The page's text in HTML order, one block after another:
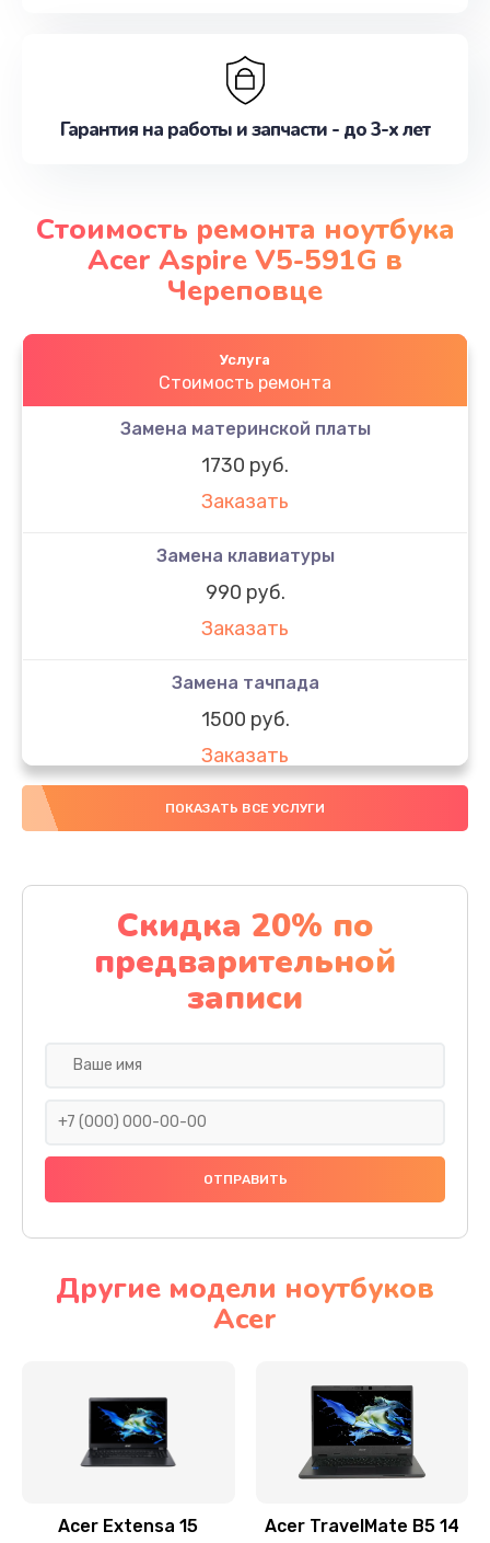
Гарантия на работы и запчасти - до 3-х лет
Стоимость ремонта ноутбука
Acer Aspire V5-591G в
Череповце
Услуга
Стоимость ремонта
Замена материнской платы
1730 руб.
Заказать
Замена клавиатуры
990 руб.
Заказать
Замена тачпада
1500 руб.
Заказать
Замена южного моста
Заказать
Чистка от пыли
1060 руб.
Заказать
Ремонт подсветки
Настройка BIOS
Замена видеочипа
Заказать
ПОКАЗАТЬ ВСЕ УСЛУГИ
Скидка 20% по
предварительной
записи
Другие модели ноутбуков
Acer
Acer Extensa 15 Acer TravelMate B5 14